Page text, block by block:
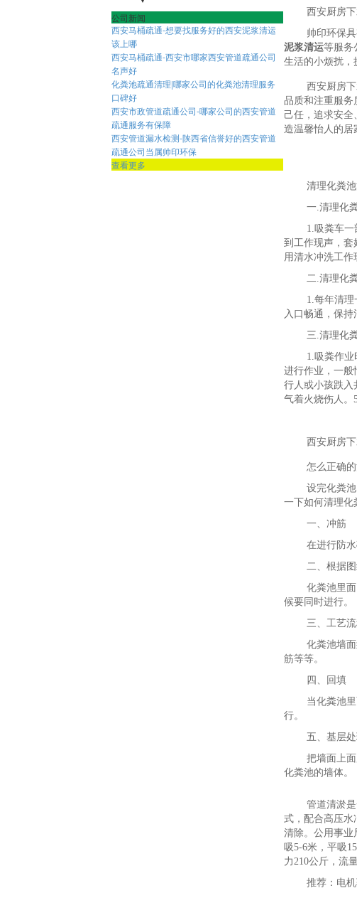
西安厨房
帅印环保
泥浆清运等服务
生活的小烦扰，
西安厨房
品质和注重服务
己任，追求安
造温馨怡人的居
清理化粪
一.清理化
1.吸粪车
到工作现声，套
用清水冲洗工作
二.清理化
1.每年清
入口畅通，保持
三.清理化
1.吸粪作
进行作业，一般
行人或小孩跌入
气着火烧伤人。
西安厨房
怎么正确
设完化粪
一下如何清理化
一、冲筋
在进行防
二、根据
化粪池里
候要同时进行。
三、工艺
化粪池墙
筋等等。
四、回填
当化粪池
行。
五、基层
把墙面上
化粪池的墙体。
管道清淤
式，配合高压水
清除。公用事业
吸5-6米，平吸
力210公斤，流
推荐：电
污水池压榨固化
污泥压榨脱水
污泥固华压榨
打桩淤泥压榨
公司新闻
西安马桶疏通-想要找服务好的西安泥浆清运
该上哪
西安马桶疏通-西安市哪家西安管道疏通公司
名声好
化粪池疏通清理|哪家公司的化粪池清理服务
口碑好
西安市政管道疏通公司-哪家公司的西安管道
疏通服务有保障
西安管道漏水检测-陕西省信誉好的西安管道
疏通公司当属帅印环保
查看更多